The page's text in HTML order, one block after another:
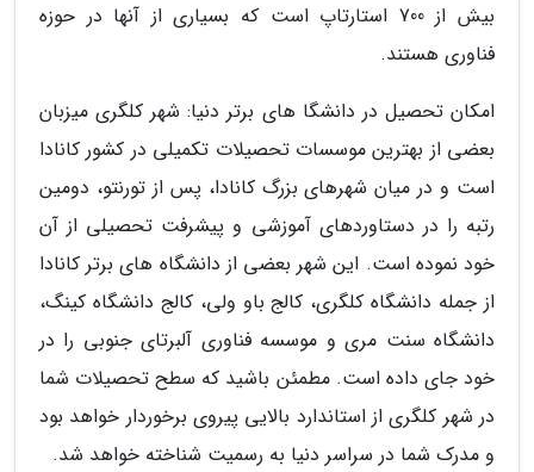
بیش از 700 استارتاپ است که بسیاری از آنها در حوزه
فناوری هستند.
امکان تحصیل در دانشگا های برتر دنیا: شهر کلگری میزبان
بعضی از بهترین موسسات تحصیلات تکمیلی در کشور کانادا
است و در میان شهرهای بزرگ کانادا، پس از تورنتو، دومین
رتبه را در دستاوردهای آموزشی و پیشرفت تحصیلی از آن
خود نموده است. این شهر بعضی از دانشگاه های برتر کانادا
از جمله دانشگاه کلگری، کالج باو ولی، کالج دانشگاه کینگ،
دانشگاه سنت مری و موسسه فناوری آلبرتای جنوبی را در
خود جای داده است. مطمئن باشید که سطح تحصیلات شما
در شهر کلگری از استاندارد بالایی پیروی برخوردار خواهد بود
و مدرک شما در سراسر دنیا به رسمیت شناخته خواهد شد.